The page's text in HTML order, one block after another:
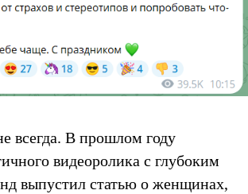
всегда. В прошлом году
видеоролика с глубоким
выпустил статью о женщинах,